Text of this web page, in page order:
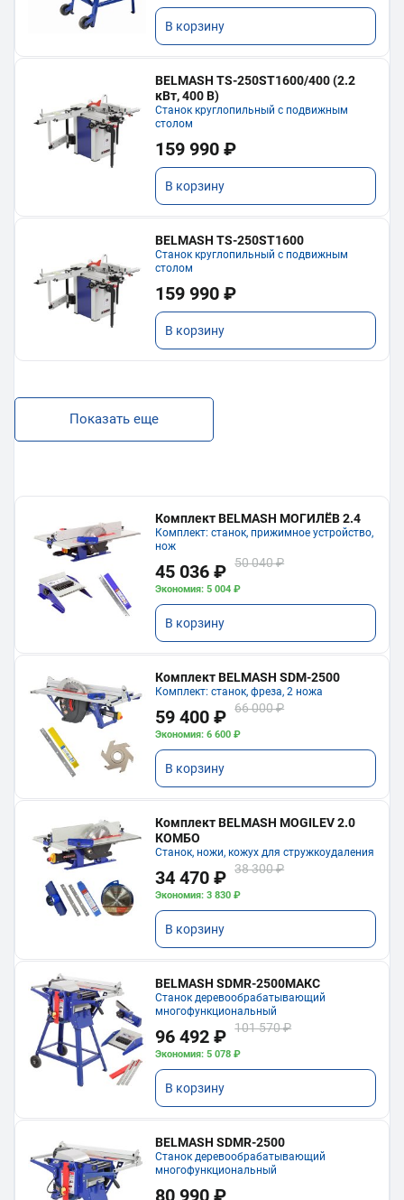
В корзину
BELMASH TS-250ST1600/400 (2.2
кВт, 400 В)
Станок круглопильный с подвижным
столом
159 990 ₽
В корзину
BELMASH TS-250ST1600
Станок круглопильный с подвижным
столом
159 990 ₽
В корзину
Показать еще
Комплект BELMASH МОГИЛЁВ 2.4
Комплект: станок, прижимное устройство,
нож
45 036 ₽ 50 040 ₽
Экономия: 5 004 ₽
В корзину
Комплект BELMASH SDM-2500
Комплект: станок, фреза, 2 ножа
59 400 ₽ 66 000 ₽
Экономия: 6 600 ₽
В корзину
Комплект BELMASH MOGILEV 2.0
КОМБО
Станок, ножи, кожух для стружкоудаления
34 470 ₽ 38 300 ₽
Экономия: 3 830 ₽
В корзину
BELMASH SDMR-2500МАКС
Станок деревообрабатывающий
многофункциональный
96 492 ₽ 101 570 ₽
Экономия: 5 078 ₽
В корзину
BELMASH SDMR-2500
Станок деревообрабатывающий
многофункциональный
80 990 ₽